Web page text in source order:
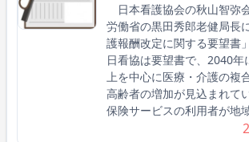
日本看護協会の秋山智弥
労働省の黒田秀郎老健局長
護報酬改定に関する要望書
日看協は要望書で、2040年
上を中心に医療・介護の複
高齢者の増加が見込まれて
保険サービスの利用者が地